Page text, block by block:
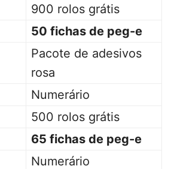
900 rolos grátis
50 fichas de peg-e
Pacote de adesivos
rosa
Numerário
500 rolos grátis
65 fichas de peg-e
Numerário